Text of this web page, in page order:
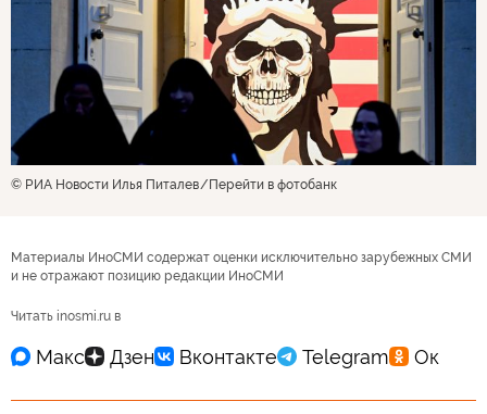
© РИА Новости Илья Питалев Перейти в фотобанк
Материалы ИноСМИ содержат оценки исключительно зарубежных СМИ
и не отражают позицию редакции ИноСМИ
Читать inosmi.ru в